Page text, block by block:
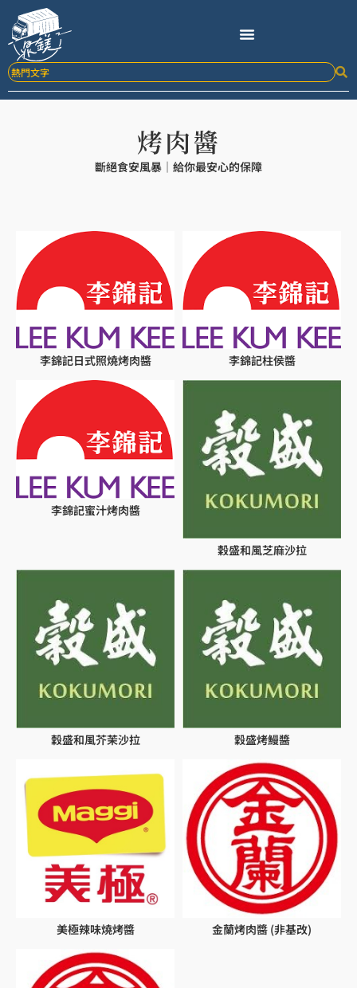
要
內
烤肉醬
斷絕食安風暴｜給你最安心的保障
李錦記日式照燒烤肉醬 李錦記柱侯醬
李錦記蜜汁烤肉醬
穀盛和風芝麻沙拉
穀盛和風芥茉沙拉 穀盛烤鰻醬
美極辣味燒烤醬 金蘭烤肉醬 (非基改)